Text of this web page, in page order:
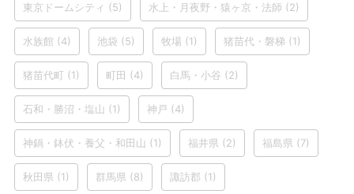
東京ドームシティ (5) 水上・月夜野・猿ヶ京・法師 (2)
水族館 (4) 池袋 (5) 牧場 (1) 猪苗代・磐梯 (1)
猪苗代町 (1) 町田 (4) 白馬・小谷 (2)
石和・勝沼・塩山 (1) 神戸 (4)
神鍋・鉢伏・養父・和田山 (1) 福井県 (2) 福島県 (7)
秋田県 (1) 群馬県 (8) 諏訪郡 (1)